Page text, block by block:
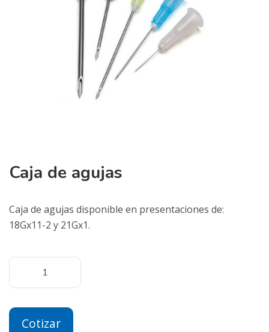
Caja de agujas
Caja de agujas disponible en presentaciones de:
18Gx11-2 y 21Gx1.
Cotizar